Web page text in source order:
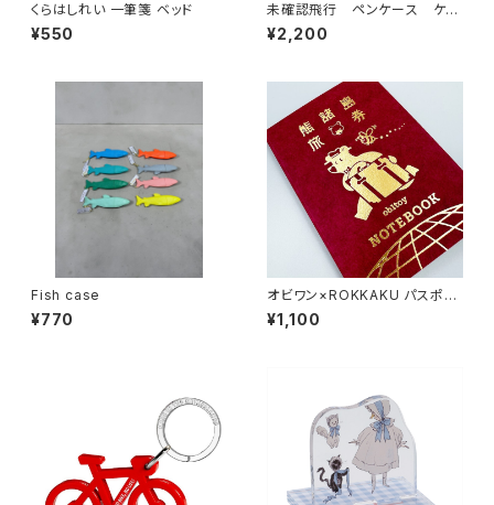
くらはしれい 一筆箋 ベッド
¥550
未確認飛行 ペンケース ケロ
ロ軍曹
¥2,200
Fish case
¥770
オビワン×ROKKAKU パスポー
ト風ノート
¥1,100